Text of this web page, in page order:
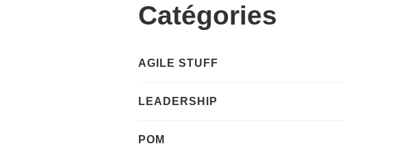
Catégories
AGILE STUFF
LEADERSHIP
POM